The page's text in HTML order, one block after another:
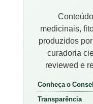
medicinais,
produzidos
curadoria
reviewed e
Conheça o
Transparência